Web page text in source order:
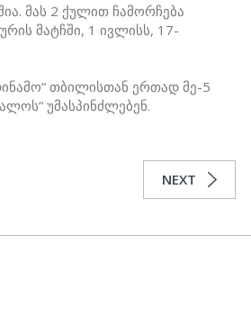
მას 2 ქულით ჩამორჩება
მატჩში, 1 ივლისს, 17-
თბილისთან ერთად მე-5
უმასპინძლებენ.
NEXT